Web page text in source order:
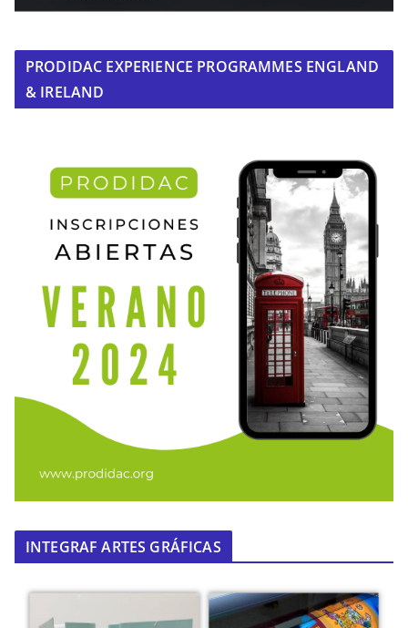
PRODIDAC EXPERIENCE PROGRAMMES ENGLAND
& IRELAND
INTEGRAF ARTES GRÁFICAS